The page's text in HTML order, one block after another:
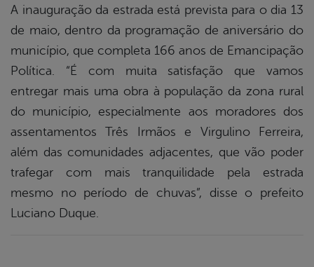
A inauguração da estrada está prevista para o dia 13
de maio, dentro da programação de aniversário do
município, que completa 166 anos de Emancipação
Política. “É com muita satisfação que vamos
entregar mais uma obra à população da zona rural
do município, especialmente aos moradores dos
assentamentos Três Irmãos e Virgulino Ferreira,
além das comunidades adjacentes, que vão poder
trafegar com mais tranquilidade pela estrada
mesmo no período de chuvas”, disse o prefeito
Luciano Duque.